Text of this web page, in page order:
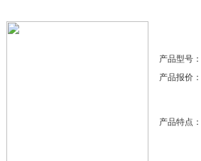
产品型号：
产品报价：
产品特点：